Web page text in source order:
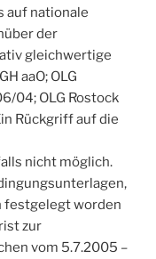
auf nationale
der
gleichwertige
aaO; OLG
04; OLG Rostock
Rückgriff auf die
nicht möglich.
festgelegt worden
zur
vom 5.7.2005 –